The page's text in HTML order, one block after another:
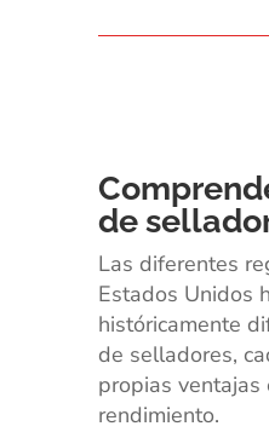
de
Las diferentes
Estados Unidos
históricamente
de selladores,
propias ventajas
rendimiento.